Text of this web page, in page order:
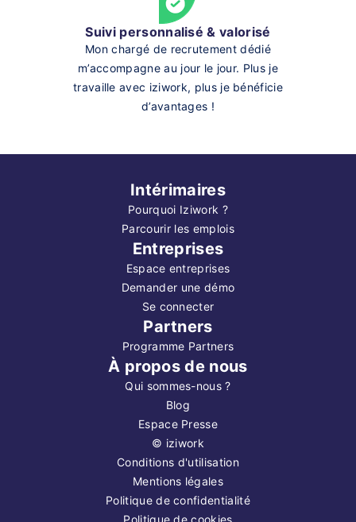
Suivi personnalisé & valorisé
Mon chargé de recrutement dédié
m’accompagne au jour le jour. Plus je
travaille avec iziwork, plus je bénéficie
d’avantages !
Intérimaires
Pourquoi Iziwork ?
Parcourir les emplois
Entreprises
Espace entreprises
Demander une démo
Se connecter
Partners
Programme Partners
À propos de nous
Qui sommes-nous ?
Blog
Espace Presse
© iziwork
Conditions d'utilisation
Mentions légales
Politique de confidentialité
Politique de cookies